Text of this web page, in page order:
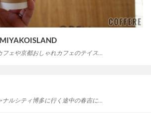
フェや京都おしゃれカフェのテイス…
ナルシティ博多に行く途中の春吉に…